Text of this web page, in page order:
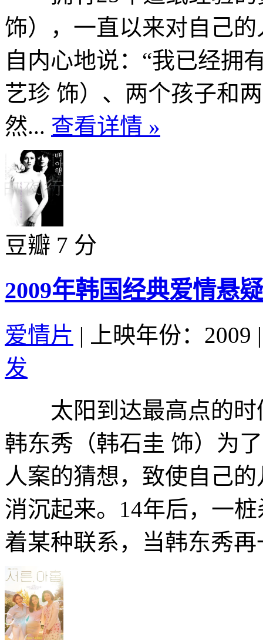
饰），一直以来对自己
自内心地说：“我已经拥
艺珍 饰）、两个孩子和
然... 查看详情 »
豆瓣 7 分
2009年韩国经典爱情悬
爱情片 | 上映年份：2009 |
发
太阳到达最高点的时
韩东秀（韩石圭 饰）为
人案的猜想，致使自己
消沉起来。14年后，一
着某种联系，当韩东秀